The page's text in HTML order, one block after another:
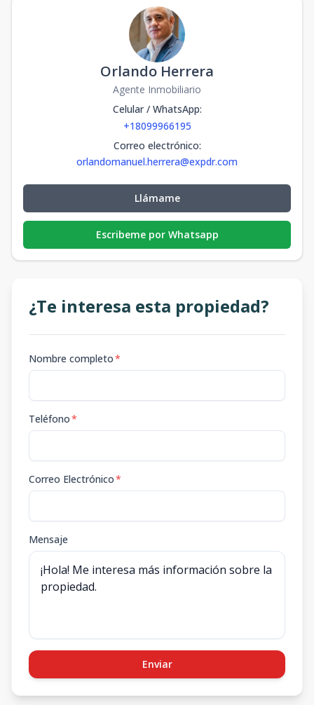
Orlando Herrera
Agente Inmobiliario
Celular / WhatsApp:
+18099966195
Correo electrónico:
orlandomanuel.herrera@expdr.com
Llámame
Escribeme por Whatsapp
¿Te interesa esta propiedad?
Nombre completo*
Teléfono*
Correo Electrónico*
Mensaje
Enviar